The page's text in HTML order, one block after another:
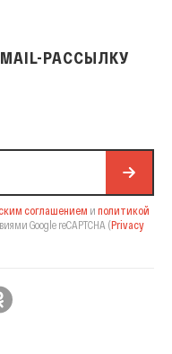
РАССЫЛКУ
соглашением и политикой
Google reCAPTCHA (Privacy